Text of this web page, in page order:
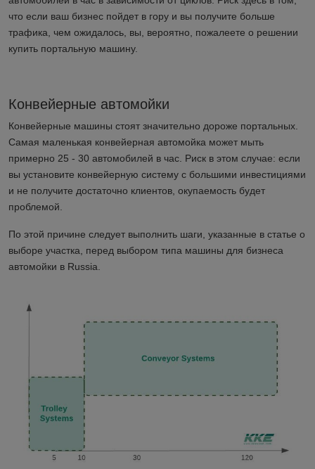
что если ваш бизнес пойдет в гору и вы получите больше
трафика, чем ожидалось, вы, вероятно, пожалеете о решении
купить портальную машину.
Конвейерные автомойки
Конвейерные машины стоят значительно дороже портальных.
Самая маленькая конвейерная автомойка может мыть
примерно 25 - 30 автомобилей в час. Риск в этом случае: если
вы установите конвейерную систему с большими инвестициями
и не получите достаточно клиентов, окупаемость будет
проблемой.
По этой причине следует выполнить шаги, указанные в статье о
выборе участка, перед выбором типа машины для бизнеса
автомойки в Russia